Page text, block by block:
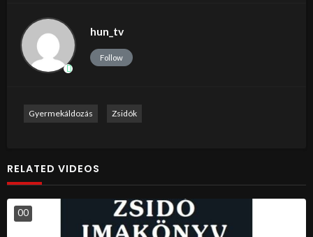
hun_tv
Follow
Gyermekáldozás Zsidók
RELATED VIDEOS
00